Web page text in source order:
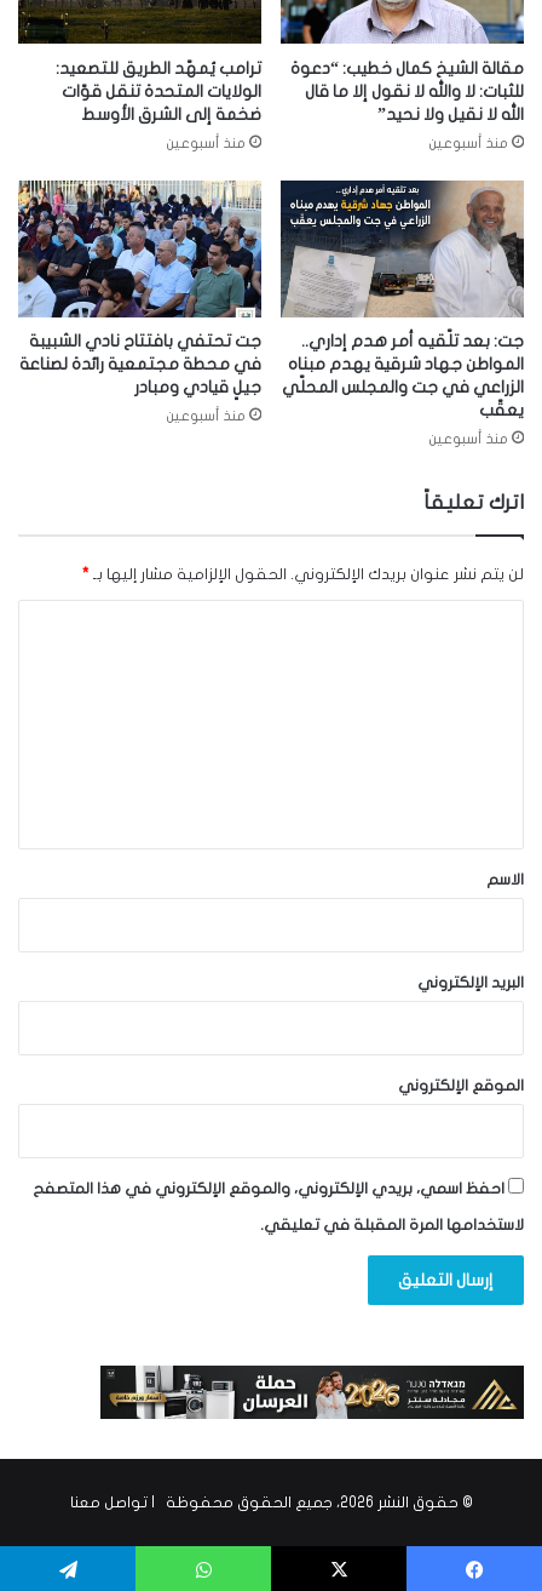
مقالة الشيخ كمال خطيب: “دعوة
للثبات: لا والله لا نقول إلا ما قال
الله لا نقيل ولا نحيد”
منذ أسبوعين
ترامب يُمهّد الطريق للتصعيد:
الولايات المتحدة تنقل قوّات
ضخمة إلى الشرق الأوسط
منذ أسبوعين
جت: بعد تلّقيه أمر هدم إداري..
المواطن جهاد شرقية يهدم مبناه
الزراعي في جت والمجلس المحلّي
يعقّب
منذ أسبوعين
جت تحتفي بافتتاح نادي الشبيبة
في محطة مجتمعية رائدة لصناعة
جيلٍ قيادي ومبادر
منذ أسبوعين
اترك تعليقاً
لن يتم نشر عنوان بريدك الإلكتروني. الحقول الإلزامية مشار إليها بـ *
*الاسم
البريد الإلكتروني
الموقع الإلكتروني
احفظ اسمي، بريدي الإلكتروني، والموقع الإلكتروني في هذا المتصفح
لاستخدامها المرة المقبلة في تعليقي.
© حقوق النشر 2026، جميع الحقوق محفوظة | تواصل معنا